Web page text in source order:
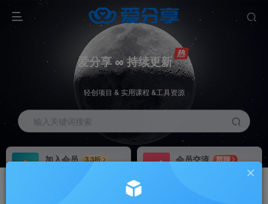
爱分享 ∞ 持续更新
轻创项目 & 实用课程 &工具资源
输入关键词搜索
加入会员
3.3折
会员交流
群聊